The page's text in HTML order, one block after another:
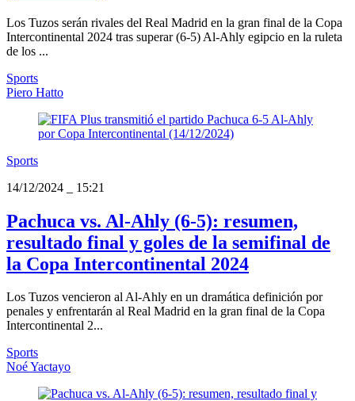
Los Tuzos serán rivales del Real Madrid en la gran final de la Copa
Intercontinental 2024 tras superar (6-5) Al-Ahly egipcio en la ruleta
de los ...
Sports
Piero Hatto
Sports
14/12/2024
15:21
Pachuca vs. Al-Ahly (6-5): resumen,
resultado final y goles de la semifinal de
la Copa Intercontinental 2024
Los Tuzos vencieron al Al-Ahly en un dramática definición por
penales y enfrentarán al Real Madrid en la gran final de la Copa
Intercontinental 2...
Sports
Noé Yactayo